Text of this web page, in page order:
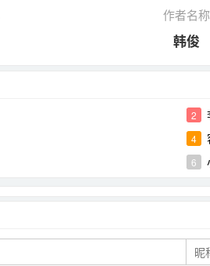
作者名称
韩俊
2
4
6